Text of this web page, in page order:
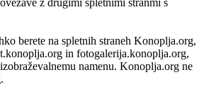
z drugimi spletnimi stranmi s
berete na spletnih straneh Konoplja.org,
in fotogalerija.konoplja.org,
namenu. Konoplja.org ne